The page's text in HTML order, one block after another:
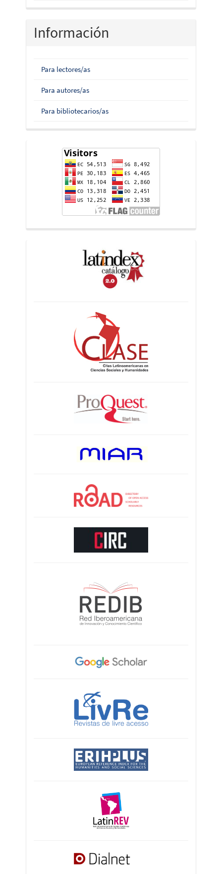
Información
Para lectores/as
Para autores/as
Para bibliotecarios/as
counter